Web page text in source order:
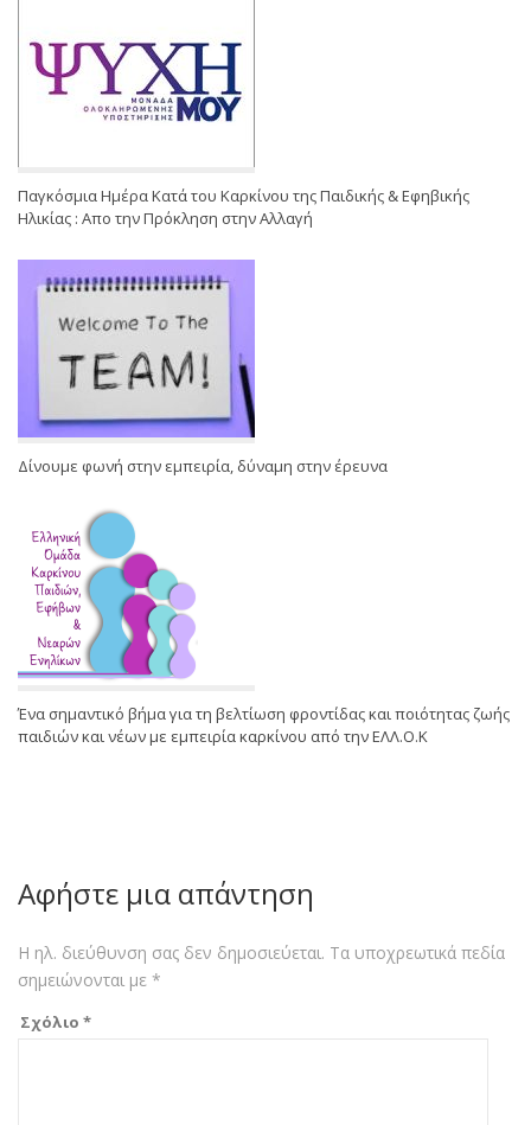
Παγκόσμια Ημέρα Κατά του Καρκίνου της Παιδικής & Εφηβικής
Ηλικίας : Απο την Πρόκληση στην Αλλαγή
Δίνουμε φωνή στην εμπειρία, δύναμη στην έρευνα
Ένα σημαντικό βήμα για τη βελτίωση φροντίδας και ποιότητας ζωής
παιδιών και νέων με εμπειρία καρκίνου από την ΕΛΛ.Ο.Κ
Αφήστε μια απάντηση
Η ηλ. διεύθυνση σας δεν δημοσιεύεται. Τα υποχρεωτικά πεδία
σημειώνονται με *
Σχόλιο *